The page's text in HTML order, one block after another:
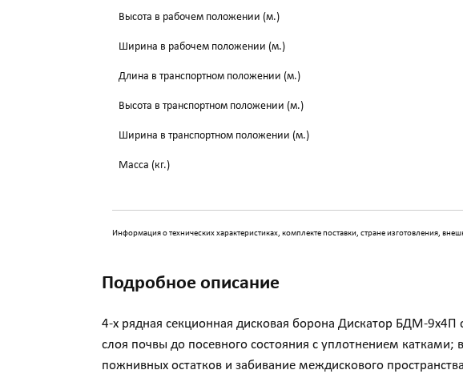
Высота в рабочем положении (м.)
Ширина в рабочем положении (м.)
Длина в транспортном положении (м.)
Высота в транспортном положении (м.)
Ширина в транспортном положении (м.)
Масса (кг.)
Информация о технических характеристиках, комплекте поставки, стране изготовления,
Подробное описание
4-х рядная секционная дисковая борона Дискатор БДМ-
слоя почвы до посевного состояния с уплотнением
пожнивных остатков и забивание междискового